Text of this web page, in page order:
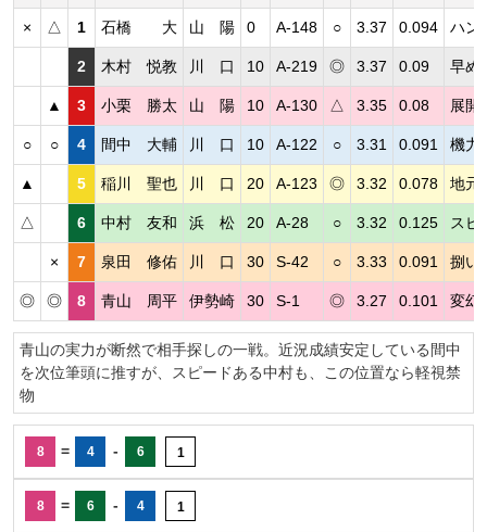
× △ 1 石橋 大 山 陽 0 A-148 ○ 3.37 0.094 ハン
2 木村 悦教 川 口 10 A-219 ◎ 3.37 0.09 早め
▲ 3 小栗 勝太 山 陽 10 A-130 △ 3.35 0.08 展開
○ ○ 4 間中 大輔 川 口 10 A-122 ○ 3.31 0.091 機力
▲ 5 稲川 聖也 川 口 20 A-123 ◎ 3.32 0.078 地元
△ 6 中村 友和 浜 松 20 A-28 ○ 3.32 0.125 スピ
× 7 泉田 修佑 川 口 30 S-42 ○ 3.33 0.091 捌い
◎ ◎ 8 青山 周平 伊勢崎 30 S-1 ◎ 3.27 0.101 変幻
青山の実力が断然で相手探しの一戦。近況成績安定している間中
を次位筆頭に推すが、スピードある中村も、この位置なら軽視禁
物
8 = 4 - 6 1
8 = 6 - 4 1